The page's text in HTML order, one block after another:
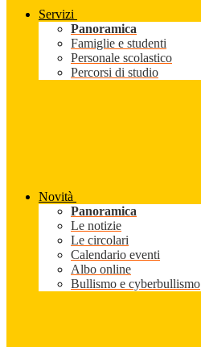
Servizi
Panoramica
Famiglie e studenti
Personale scolastico
Percorsi di studio
Novità
Panoramica
Le notizie
Le circolari
Calendario eventi
Albo online
Bullismo e cyberbullismo